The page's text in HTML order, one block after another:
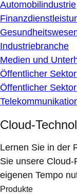
Automobilindustrie
Industriebranche
Medien und
Öffentlicher
Öffentlicher
Cloud-
Lernen Sie in der
Sie unsere
eigenen Tempo
Produkte